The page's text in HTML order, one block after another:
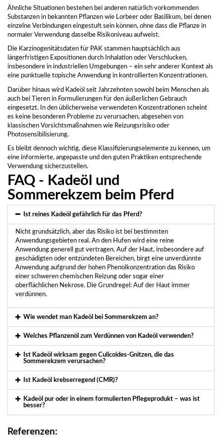
Ähnliche Situationen bestehen bei anderen natürlich vorkommenden
Substanzen in bekannten Pflanzen wie Lorbeer oder Basilikum, bei denen
einzelne Verbindungen eingestuft sein können, ohne dass die Pflanze in
normaler Verwendung dasselbe Risikoniveau aufweist.
Die Karzinogenitätsdaten für PAK stammen hauptsächlich aus
längerfristigen Expositionen durch Inhalation oder Verschlucken,
insbesondere in industriellen Umgebungen – ein sehr anderer Kontext als
eine punktuelle topische Anwendung in kontrollierten Konzentrationen.
Darüber hinaus wird Kadeöl seit Jahrzehnten sowohl beim Menschen als
auch bei Tieren in Formulierungen für den äußerlichen Gebrauch
eingesetzt. In den üblicherweise verwendeten Konzentrationen scheint
es keine besonderen Probleme zu verursachen, abgesehen von
klassischen Vorsichtsmaßnahmen wie Reizungsrisiko oder
Photosensibilisierung.
Es bleibt dennoch wichtig, diese Klassifizierungselemente zu kennen, um
eine informierte, angepasste und den guten Praktiken entsprechende
Verwendung sicherzustellen.
FAQ - Kadeöl und
Sommerekzem beim Pferd
Ist reines Kadeöl gefährlich für das Pferd?
Nicht grundsätzlich, aber das Risiko ist bei bestimmten
Anwendungsgebieten real. An den Hufen wird eine reine
Anwendung generell gut vertragen. Auf der Haut, insbesondere auf
geschädigten oder entzündeten Bereichen, birgt eine unverdünnte
Anwendung aufgrund der hohen Phenolkonzentration das Risiko
einer schweren chemischen Reizung oder sogar einer
oberflächlichen Nekrose. Die Grundregel: Auf der Haut immer
verdünnen.
Wie wendet man Kadeöl bei Sommerekzem an?
Welches Pflanzenöl zum Verdünnen von Kadeöl verwenden?
Ist Kadeöl wirksam gegen Culicoides-Gnitzen, die das
Sommerekzem verursachen?
Ist Kadeöl krebserregend (CMR)?
Kadeöl pur oder in einem formulierten Pflegeprodukt – was ist
besser?
Referenzen: